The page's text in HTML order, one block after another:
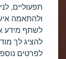
תפעוליים,
ולהתאמה
לשתף מידע
להציג לך
לפרטים